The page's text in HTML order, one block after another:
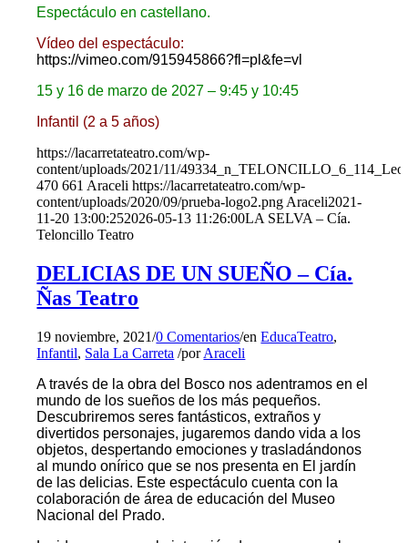
Espectáculo en castellano.
Vídeo del espectáculo:
https://vimeo.com/915945866?fl=pl&fe=vl
15 y 16 de marzo de 2027 – 9:45 y 10:45
Infantil (2 a 5 años)
https://lacarretateatro.com/wp-
content/uploads/2021/11/
470 661 Araceli https://lacarretateatro.com/wp-
content/uploads/2020/09/prueba-logo2.png Araceli2021-
11-20 13:00:252026-05-13 11:26:00LA SELVA – Cía.
Teloncillo Teatro
DELICIAS DE UN SUEÑO – Cía.
Ñas Teatro
19 noviembre, 2021/0 Comentarios/enEducaTeatro,
Infantil, Sala La Carreta /porAraceli
A través de la obra del Bosco nos adentramos en el
mundo de los sueños de los más pequeños.
Descubriremos seres fantásticos, extraños y
divertidos personajes, jugaremos dando vida a los
objetos, despertandoemociones y trasladándonos
al mundo onírico que se nos presenta en El jardín
de las delicias. Este espectáculo cuenta con la
colaboración de área de educación del Museo
Nacional del Prado.